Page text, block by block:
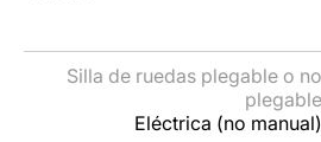
Eléctrica (no manual)